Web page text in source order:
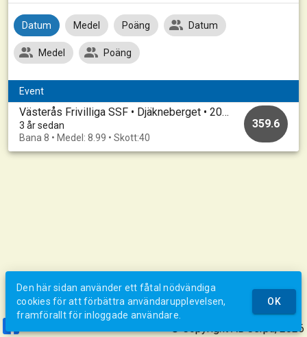
Datum Medel Poäng Datum
Medel Poäng
Event
Västerås Frivilliga SSF • Djäkneberget • 20230414
3 år sedan
Bana 8 • Medel: 8.99 • Skott:40
359.6
© Copyright AB Jerpa, 2026
Den här sidan använder ett fåtal nödvändiga
cookies för att förbättra användarupplevelsen,
framförallt för inloggade användare.
OK